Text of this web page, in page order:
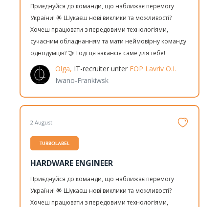
Приєднуйся до команди, що наближає перемогу
України! 🌟 Шукаєш нові виклики та можливості?
Хочеш працювати з передовими технологіями,
сучасним обладнанням та мати неймовірну команду
однодумців? 🤝 Тоді ця вакансія саме для тебе!
Olga, IT-recruiter unter FOP Lavriv O.I.
Iwano-Frankiwsk
2 August
TURBOLABEL
HARDWARE ENGINEER
Приєднуйся до команди, що наближає перемогу
України! 🌟 Шукаєш нові виклики та можливості?
Хочеш працювати з передовими технологіями,